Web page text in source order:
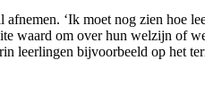
‘Ik moet nog zien hoe
waard om over hun welzijn of
leerlingen bijvoorbeeld op het